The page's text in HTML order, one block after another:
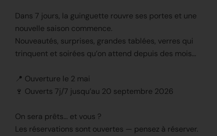
Dans 7 jours, la guinguette rouvre ses portes et une
nouvelle saison commence.
Nouveautés, surprises, grandes tablées, verres qui
trinquent et soirées qu’on attend depuis des mois…
📍 Ouverture le 2 mai
🍷 Ouverts 7j/7 jusqu’au 20 septembre 2026
On sera prêts… et vous ?
Les réservations sont ouvertes — pensez à réserver.